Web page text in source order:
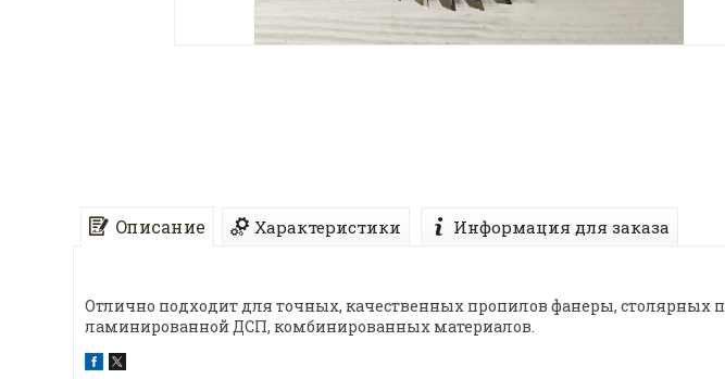
Описание Характеристики Информация для заказа
Отлично подходит для точных, качественных пропилов фанеры, столярных
ламинированной ДСП, комбинированных материалов.